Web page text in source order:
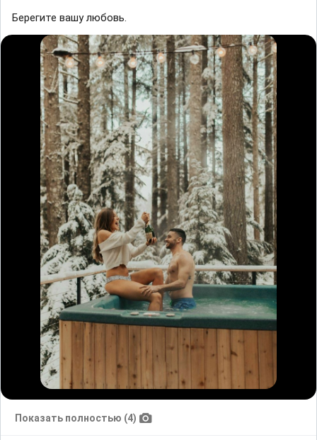
Берегите вашу любовь.
Показать полностью (4)